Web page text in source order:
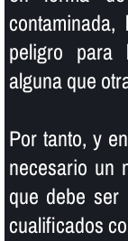
peligro para
alguna que
Por tanto, y
necesario un
que debe ser
cualificados